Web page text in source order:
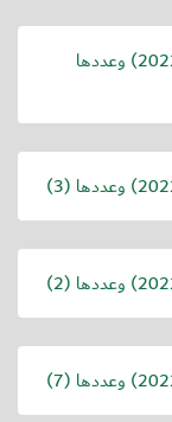
) وعددها
) وعددها (3)
) وعددها (2)
) وعددها (7)